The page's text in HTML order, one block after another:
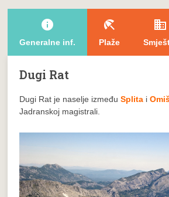
info
Generalne inf.
beach_access
Plaže
domain
Dugi Rat
Dugi Rat je naselje izmeđuSplita i
Jadranskoj magistrali.